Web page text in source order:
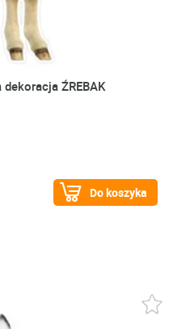
ŹREBAK
Do koszyka